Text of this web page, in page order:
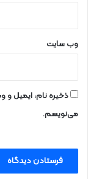
وب‌ سایت
ذخیره نام، ایمیل و
می‌نویسم.